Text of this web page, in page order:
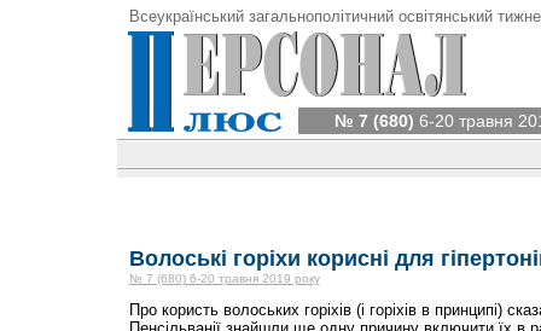
Всеукраїнський загальнополітичний освітянський
№ 7 (680) 6-20 травня
Волоські горіхи корисні для
№ 7 (680) 6-20 травня 2019 року
Про користь волоських горіхів (і горіхів в принципі)